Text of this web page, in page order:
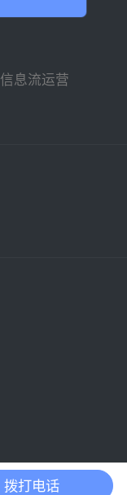
信息流运营
拨打电话